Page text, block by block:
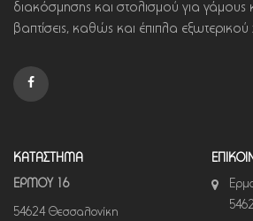
διακόσμησης και στολισμού για γάμους
βαπτίσεις, καθώς και έπιπλα
ΚΑΤΑΣΤΗΜΑ
ΕΡΜΟΥ 16
54624 Θεσσαλονίκη